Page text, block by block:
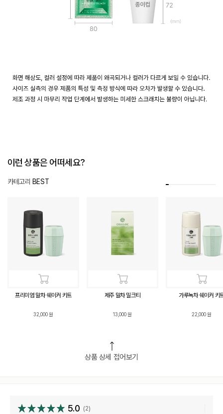
이런 상품은 어떠세요?
카테고리 BEST
프리미엄 말차 쉐이커 키트
32,000원
제주 말차 밀크티
13,000원
가루녹차 쉐이커 키
22,000원
상품 상세 접어보기
5.0 (2)